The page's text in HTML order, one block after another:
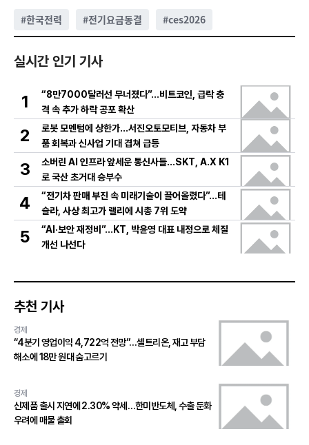
#한국전력 #전기요금동결 #ces2026
실시간 인기 기사
1
“8만7000달러선 무너졌다”…비트코인, 급락 충
격 속 추가 하락 공포 확산
2
로봇 모멘텀에 상한가…서진오토모티브, 자동차 부
품 회복과 신사업 기대 겹쳐 급등
3
소버린 AI 인프라 앞세운 통신사들…SKT, A.X K1
로 국산 초거대 승부수
4
“전기차 판매 부진 속 미래기술이 끌어올렸다”…테
슬라, 사상 최고가 랠리에 시총 7위 도약
5
“AI·보안 재정비”…KT, 박윤영 대표 내정으로 체질
개선 나선다
추천 기사
경제
“4분기 영업이익 4,722억 전망”…셀트리온, 재고 부담
해소에 18만 원대 숨고르기
경제
신제품 출시 지연에 2.30% 약세…한미반도체, 수출 둔화
우려에 매물 출회